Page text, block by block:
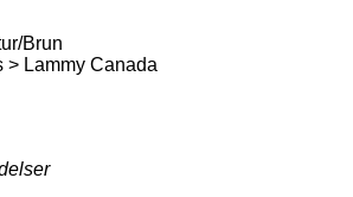
Brun
> Lammy Canada